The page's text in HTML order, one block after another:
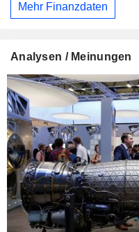
Mehr Finanzdaten
Analysen / Meinungen